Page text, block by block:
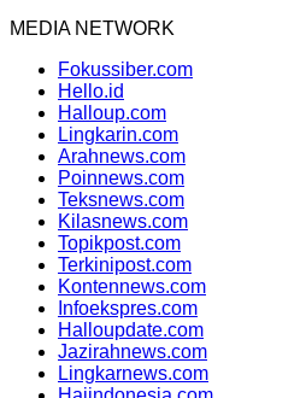
MEDIA NETWORK
Fokussiber.com
Hello.id
Halloup.com
Lingkarin.com
Arahnews.com
Poinnews.com
Teksnews.com
Kilasnews.com
Topikpost.com
Terkinipost.com
Kontennews.com
Infoekspres.com
Halloupdate.com
Jazirahnews.com
Lingkarnews.com